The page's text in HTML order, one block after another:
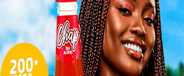
meilleure
Rappelons
un
physique
de
plusieurs